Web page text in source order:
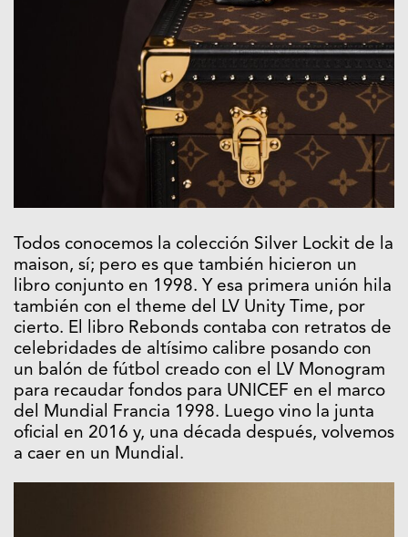
Todos conocemos la colección Silver Lockit de la
maison, sí; pero es que también hicieron un
libro conjunto en 1998. Y esa primera unión hila
también con el theme del LV Unity Time, por
cierto. El libro Rebonds contaba con retratos de
celebridades de altísimo calibre posando con
un balón de fútbol creado con el LV Monogram
para recaudar fondos para UNICEF en el marco
del Mundial Francia 1998. Luego vino la junta
oficial en 2016 y, una década después, volvemos
a caer en un Mundial.